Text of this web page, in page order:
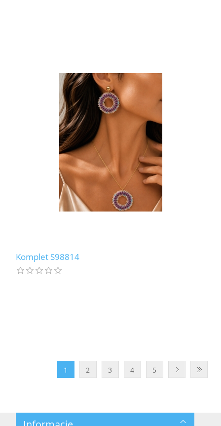
Komplet S98814
1 2 3 4 5